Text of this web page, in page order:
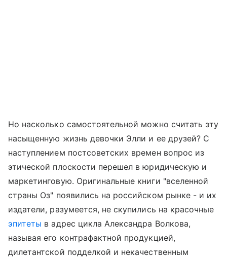
Но насколько самостоятельной можно считать эту
насыщенную жизнь девочки Элли и ее друзей? С
наступлением постсоветских времен вопрос из
этической плоскости перешел в юридическую и
маркетинговую. Оригинальные книги "вселенной
страны Оз" появились на российском рынке - и их
издатели, разумеется, не скупились на красочные
эпитеты в адрес цикла Александра Волкова,
называя его контрафактной продукцией,
дилетантской подделкой и некачественным